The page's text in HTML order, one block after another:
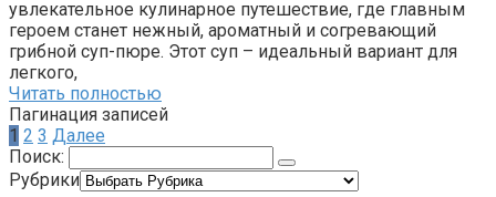
увлекательное кулинарное путешествие, где главным
героем станет нежный, ароматный и согревающий
грибной суп-пюре. Этот суп – идеальный вариант для
легкого,
Читать полностью
Пагинация записей
1 2 3 Далее
Поиск:
Рубрики